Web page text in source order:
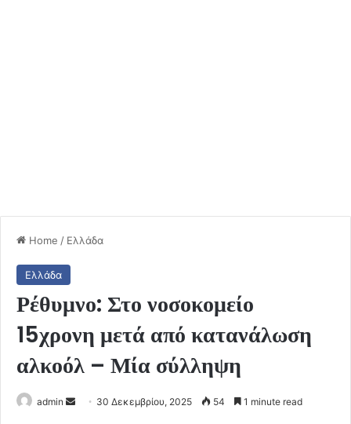
Home / Ελλάδα
Ελλάδα
Ρέθυμνο: Στο νοσοκομείο
15χρονη μετά από κατανάλωση
αλκοόλ – Μία σύλληψη
admin
Send 30 Δεκεμβρίου, 2025 54 1 minute read